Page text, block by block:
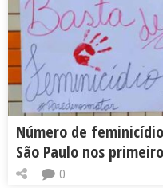
Número de
São Paulo nos
0